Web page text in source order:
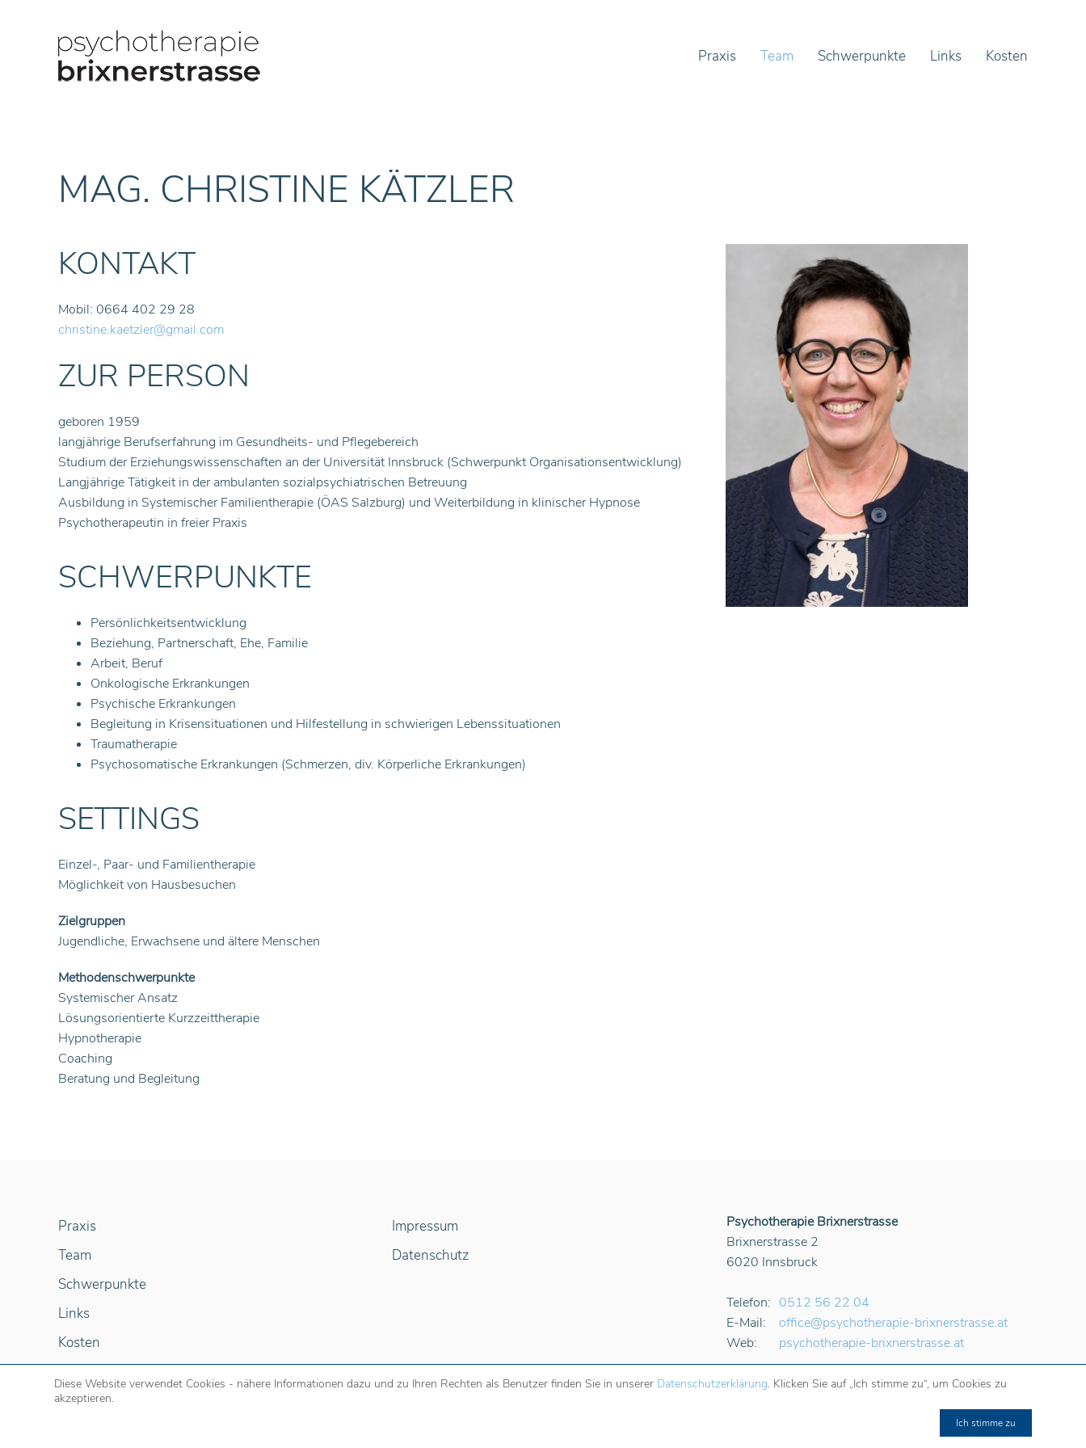
Praxis Team Schwerpunkte Links Kosten
MAG. CHRISTINE KÄTZLER
KONTAKT
Mobil: 0664 402 29 28
christine.kaetzler@gmail.com
ZUR PERSON
geboren 1959
langjährige Berufserfahrung im Gesundheits- und Pflegebereich
Studium der Erziehungswissenschaften an der Universität Innsbruck (Schwerpunkt Organisationsentwicklung)
Langjährige Tätigkeit in der ambulanten sozialpsychiatrischen Betreuung
Ausbildung in Systemischer Familientherapie (ÖAS Salzburg) und Weiterbildung in klinischer Hypnose
Psychotherapeutin in freier Praxis
SCHWERPUNKTE
Persönlichkeitsentwicklung
Beziehung, Partnerschaft, Ehe, Familie
Arbeit, Beruf
Onkologische Erkrankungen
Psychische Erkrankungen
Begleitung in Krisensituationen und Hilfestellung in schwierigen Lebenssituationen
Traumatherapie
Psychosomatische Erkrankungen (Schmerzen, div. Körperliche Erkrankungen)
SETTINGS
Einzel-, Paar- und Familientherapie
Möglichkeit von Hausbesuchen
Zielgruppen
Jugendliche, Erwachsene und ältere Menschen
Methodenschwerpunkte
Systemischer Ansatz
Lösungsorientierte Kurzzeittherapie
Hypnotherapie
Coaching
Beratung und Begleitung
Praxis
Team
Schwerpunkte
Links
Kosten
Impressum
Datenschutz
Psychotherapie Brixnerstrasse
Brixnerstrasse 2
6020 Innsbruck
Telefon: 0512 56 22 04
E-Mail:
office@psychotherapie-brixnerstrasse.at
Web:
psychotherapie-brixnerstrasse.at
Diese Website verwendet Cookies - nähere Informationen dazu und zu Ihren Rechten als Benutzer finden Sie in unserer Datenschutzerklärung. Klicken Sie auf „Ich stimme zu“, um Cookies zu
akzeptieren.
Ich stimme zu